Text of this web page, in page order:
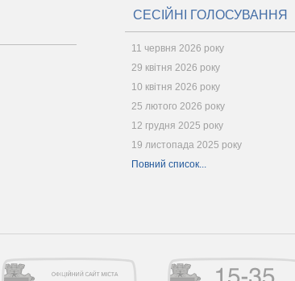
СЕСІЙНІ ГОЛОСУВАННЯ
11 червня 2026 року
29 квітня 2026 року
10 квітня 2026 року
25 лютого 2026 року
12 грудня 2025 року
19 листопада 2025 року
Повний список...